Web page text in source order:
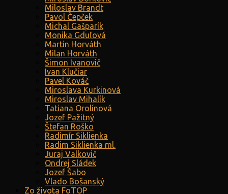
Miloslav Brandt
Pavol Čepček
Michal Gašparík
Monika Gduľová
Martin Horváth
Milan Horváth
Šimon Ivanovič
Ivan Klučiar
Pavel Kováč
Miroslava Kurkinová
Miroslav Mihalík
Tatiana Orolínová
Jozef Pažitný
Štefan Roško
Radimír Siklienka
Radim Siklienka ml.
Juraj Valkovič
Ondrej Sládek
Jozef Šabo
Vlado Bošanský
Zo života FoTOP